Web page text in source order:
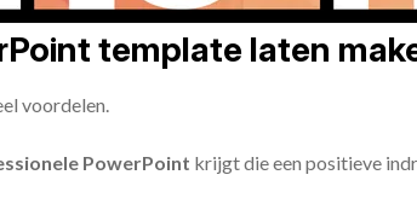
template laten
voordelen.
PowerPoint krijgt die een positieve